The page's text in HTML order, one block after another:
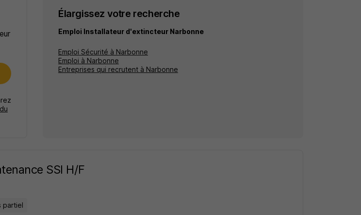
Élargissez votre recherche
Emploi Installateur d'extincteur Narbonne
Emploi Sécurité à Narbonne
Emploi à Narbonne
Entreprises qui recrutent à Narbonne
SSI H/F
partiel